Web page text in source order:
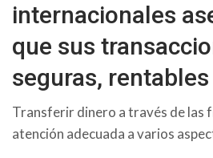
internacionales
que sus
seguras,
Transferir dinero a través de las
atención adecuada a varios